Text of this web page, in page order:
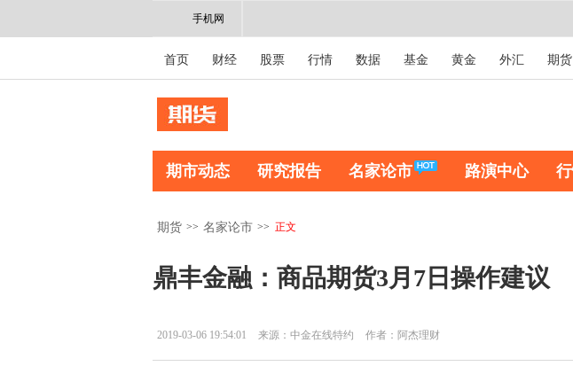
手机网
首页 财经 股票 行情 数据 基金 黄金 外汇 期货
期市动态 研究报告 名家论市 路演中心
期货 >> 名家论市 >> 正文
鼎丰金融：商品期货3月7日操作建议
2019-03-06 19:54:01 来源：中金在线特约 作者：阿杰理财